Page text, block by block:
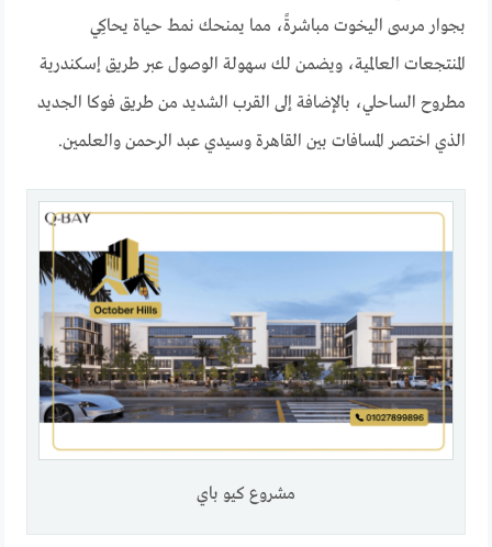
بجوار مرسى اليخوت مباشرةً، مما يمنحك نمط حياة يحاكِي
المنتجعات العالمية، ويضمن لك سهولة الوصول عبر طريق إسكندرية
مطروح الساحلي، بالإضافة إلى القرب الشديد من طريق فوكا الجديد
الذي اختصر المسافات بين القاهرة وسيدي عبد الرحمن والعلمين.
مشروع كيو باي